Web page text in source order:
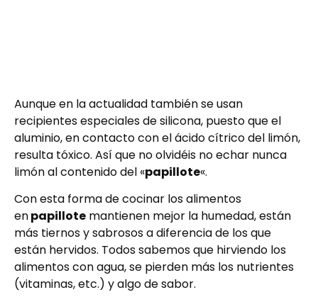
Aunque en la actualidad también se usan
recipientes especiales de silicona, puesto que el
aluminio, en contacto con el ácido cítrico del limón,
resulta tóxico. Así que no olvidéis no echar nunca
limón al contenido del «papillote«.
Con esta forma de cocinar los alimentos
enpapillote mantienen mejor la humedad, están
más tiernos y sabrosos a diferencia de los que
están hervidos. Todos sabemos que hirviendo los
alimentos con agua, se pierden más los nutrientes
(vitaminas, etc.) y algo de sabor.